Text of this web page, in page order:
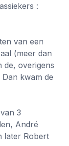
:
van een
(meer dan
de, overigens
kwam de
3
André
later Robert